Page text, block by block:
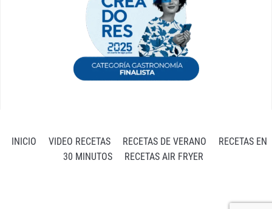
INICIO VIDEO RECETAS RECETAS DE VERANO
RECETAS EN
30 MINUTOS
RECETAS AIR FRYER